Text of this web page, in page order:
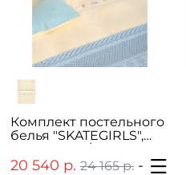
Комплект постельного
белья "SKATEGIRLS",
банановый/мятный
20 540 р. 24 165 р. - 22